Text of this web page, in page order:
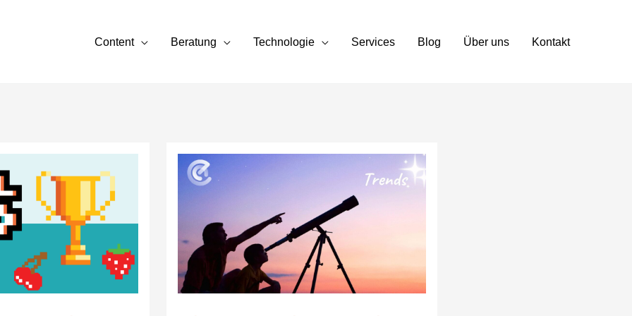
Content Beratung Technologie Services Blog Über uns Kontakt
Die
E-
2024